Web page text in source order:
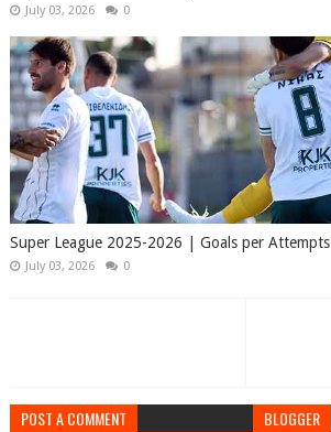
July 03, 2026 0
Super League 2025-2026 | Goals per Attempts
July 03, 2026 0
POST A COMMENT BLOGGER